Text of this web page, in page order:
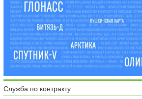
Служба по контракту